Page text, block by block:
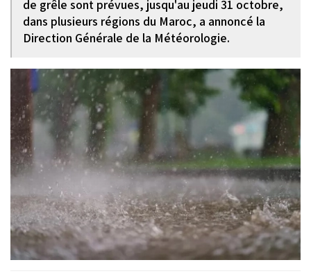
de grêle sont prévues, jusqu'au jeudi 31 octobre,
dans plusieurs régions du Maroc, a annoncé la
Direction Générale de la Météorologie.